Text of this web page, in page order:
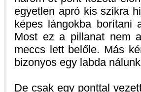
egyetlen apró kis szikra
képes lángokba borítani
Most ez a pillanat nem
meccs lett belőle. Más
bizonyos egy labda
De csak egy ponttal